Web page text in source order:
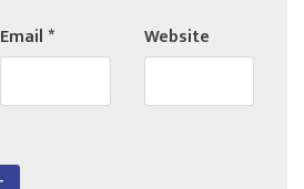
Email* Website